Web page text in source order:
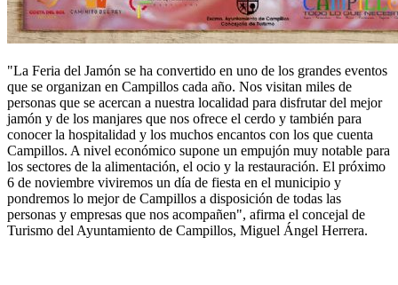
"La Feria del Jamón se ha convertido en uno de los grandes eventos
que se organizan en Campillos cada año. Nos visitan miles de
personas que se acercan a nuestra localidad para disfrutar del mejor
jamón y de los manjares que nos ofrece el cerdo y también para
conocer la hospitalidad y los muchos encantos con los que cuenta
Campillos. A nivel económico supone un empujón muy notable para
los sectores de la alimentación, el ocio y la restauración. El próximo
6 de noviembre viviremos un día de fiesta en el municipio y
pondremos lo mejor de Campillos a disposición de todas las
personas y empresas que nos acompañen", afirma el concejal de
Turismo del Ayuntamiento de Campillos, Miguel Ángel Herrera.